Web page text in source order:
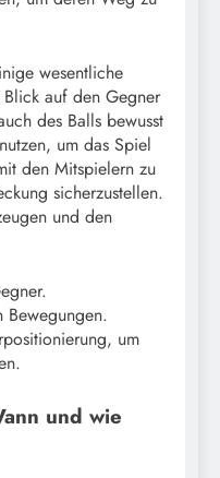
wesentliche
Blick auf den Gegner
des Balls bewusst
um das Spiel
den Mitspielern zu
sicherzustellen.
und den
um
und wie